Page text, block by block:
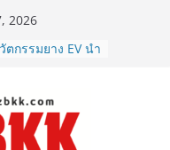
2026
ว “Flash Care
ใจในการจัดส่ง
รรมยาง EV นำ
VOGUE Tire
SPEED FEST